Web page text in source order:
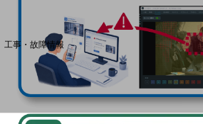
工事・故障情報
お客さまサポートサイト
SDPFナレッジセンター
NTTドコモ 通信障害情報